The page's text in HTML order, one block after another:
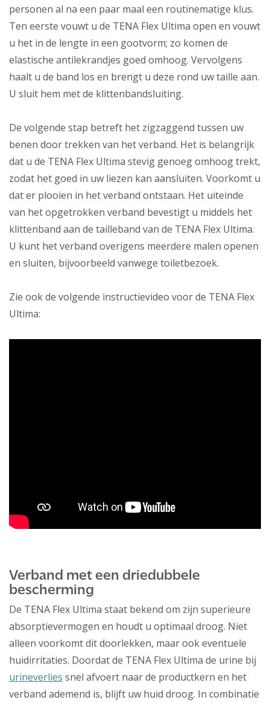
personen al na een paar maal een routinematige klus.
Ten eerste vouwt u de TENA Flex Ultima open en vouwt
u het in de lengte in een gootvorm; zo komen de
elastische antilekrandjes goed omhoog. Vervolgens
haalt u de band los en brengt u deze rond uw taille aan.
U sluit hem met de klittenbandsluiting.
De volgende stap betreft het zigzaggend tussen uw
benen door trekken van het verband. Het is belangrijk
dat u de TENA Flex Ultima stevig genoeg omhoog trekt,
zodat het goed in uw liezen kan aansluiten. Voorkomt u
dat er plooien in het verband ontstaan. Het uiteinde
van het opgetrokken verband bevestigt u middels het
klittenband aan de tailleband van de TENA Flex Ultima.
U kunt het verband overigens meerdere malen openen
en sluiten, bijvoorbeeld vanwege toiletbezoek.
Zie ook de volgende instructievideo voor de TENA Flex
Ultima:
Verband met een driedubbele
bescherming
De TENA Flex Ultima staat bekend om zijn superieure
absorptievermogen en houdt u optimaal droog. Niet
alleen voorkomt dit doorlekken, maar ook eventuele
huidirritaties. Doordat de TENA Flex Ultima de urine bij
urineverlies snel afvoert naar de productkern en het
verband ademend is, blijft uw huid droog. In combinatie